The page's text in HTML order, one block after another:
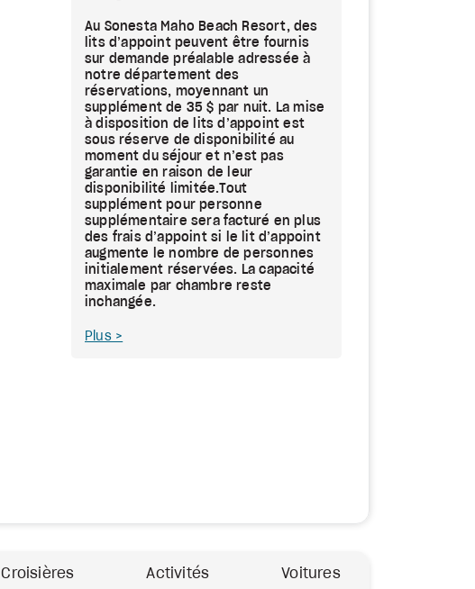
Au Sonesta Maho Beach Resort, des
lits d’appoint peuvent être fournis
sur demande préalable adressée à
notre département des
réservations, moyennant un
supplément de 35 $ par nuit. La mise
à disposition de lits d’appoint est
sous réserve de disponibilité au
moment du séjour et n’est pas
garantie en raison de leur
disponibilité limitée.Tout
supplément pour personne
supplémentaire sera facturé en plus
des frais d’appoint si le lit d’appoint
augmente le nombre de personnes
initialement réservées. La capacité
maximale par chambre reste
inchangée.
Plus
Croisières Activités Voitures